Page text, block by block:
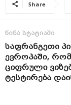
Share
წინა სტატიაში
საფრანგეთი
ევროპაში,
ციფრული
ტესტირება